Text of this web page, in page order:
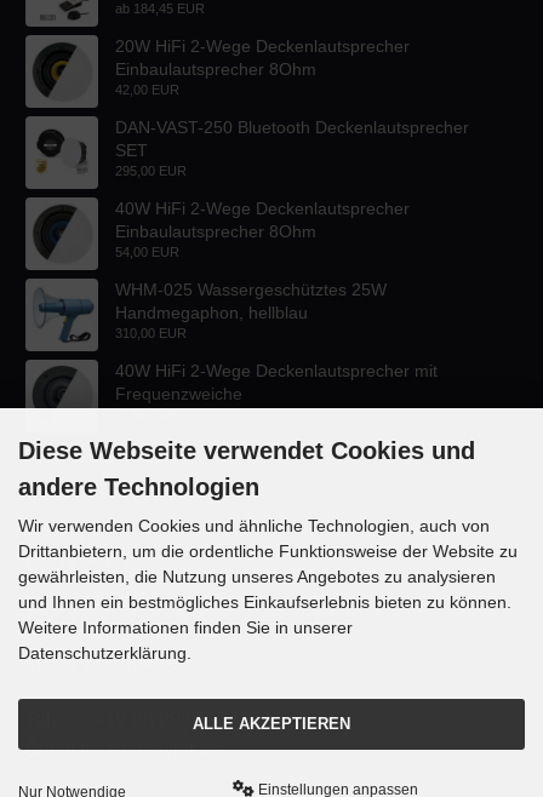
ab 184,45 EUR
20W HiFi 2-Wege Deckenlautsprecher
Einbaulautsprecher 8Ohm
42,00 EUR
DAN-VAST-250 Bluetooth Deckenlautsprecher
SET
295,00 EUR
40W HiFi 2-Wege Deckenlautsprecher
Einbaulautsprecher 8Ohm
54,00 EUR
WHM-025 Wassergeschütztes 25W
Handmegaphon, hellblau
310,00 EUR
40W HiFi 2-Wege Deckenlautsprecher mit
Frequenzweiche
KONTAKT
Lautsprecher-OnlineShop.de
Rübekampstr. 35
46117 Oberhausen
Telefon +49 (0) 208 / 874188
Email info@danyluk.de
Diese Webseite verwendet Cookies und
andere Technologien
Wir verwenden Cookies und ähnliche Technologien, auch von
Drittanbietern, um die ordentliche Funktionsweise der Website zu
gewährleisten, die Nutzung unseres Angebotes zu analysieren
und Ihnen ein bestmögliches Einkaufserlebnis bieten zu können.
Weitere Informationen finden Sie in unserer
Datenschutzerklärung.
ALLE AKZEPTIEREN
Nur Notwendige Einstellungen anpassen